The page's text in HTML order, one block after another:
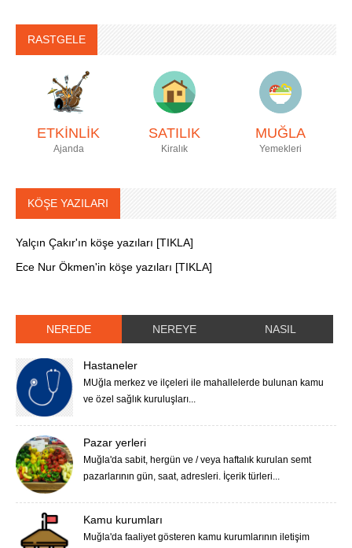
RASTGELE
ETKİNLİK
Ajanda
SATILIK
Kiralık
MUĞLA
Yemekleri
KÖŞE YAZILARI
Yalçın Çakır'ın köşe yazıları [TIKLA]
Ece Nur Ökmen'in köşe yazıları [TIKLA]
NEREDE NEREYE NASIL
Hastaneler
MUğla merkez ve ilçeleri ile mahallelerde bulunan kamu
ve özel sağlık kuruluşları...
Pazar yerleri
Muğla'da sabit, hergün ve / veya haftalık kurulan semt
pazarlarının gün, saat, adresleri. İçerik türleri...
Kamu kurumları
Muğla'da faaliyet gösteren kamu kurumlarının iletişim